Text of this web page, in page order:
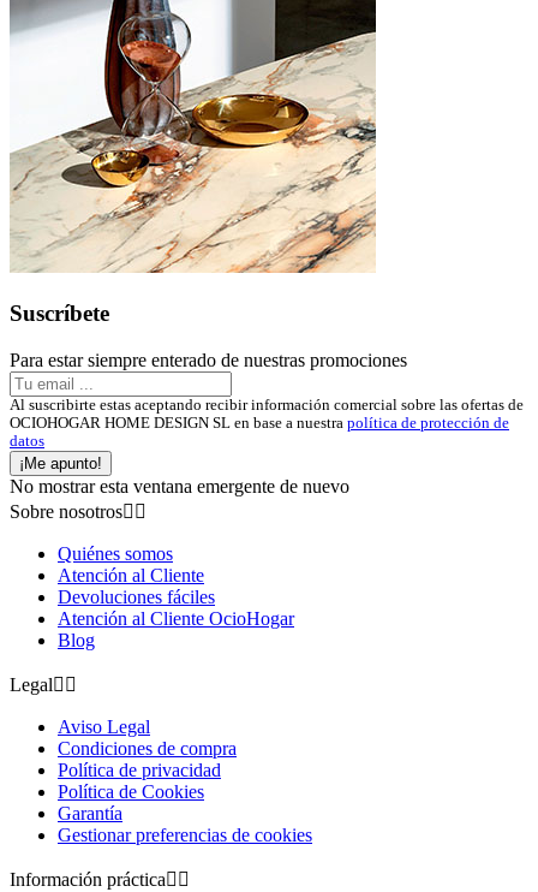
Suscríbete
Para estar siempre enterado de nuestras promociones
Al suscribirte estas aceptando recibir información comercial sobre las ofertas de
OCIOHOGAR HOME DESIGN SL en base a nuestra política de protección de
datos
¡Me apunto!
No mostrar esta ventana emergente de nuevo
Sobre nosotros 
Quiénes somos
Atención al Cliente
Devoluciones fáciles
Atención al Cliente OcioHogar
Blog
Legal 
Aviso Legal
Condiciones de compra
Política de privacidad
Política de Cookies
Garantía
Gestionar preferencias de cookies
Información práctica 